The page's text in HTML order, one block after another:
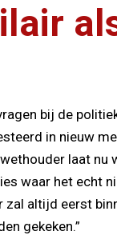
bij de
in nieuw
laat nu
waar het echt
zal altijd eerst
gekeken.”